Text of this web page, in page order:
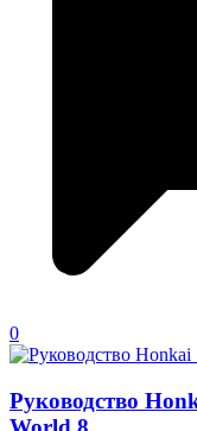
0
Руководство